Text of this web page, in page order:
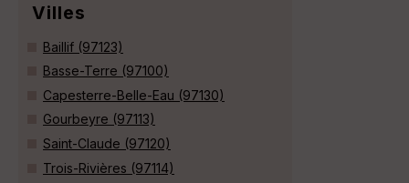
Villes
Baillif (97123)
Basse-Terre (97100)
Capesterre-Belle-Eau (97130)
Gourbeyre (97113)
Saint-Claude (97120)
Trois-Rivières (97114)